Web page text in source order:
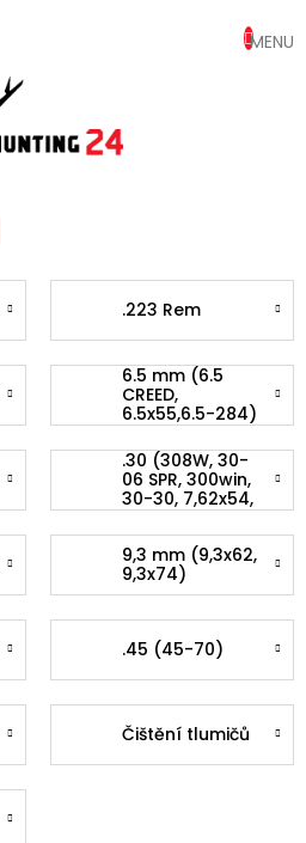
KOŠÍK
.223 Rem
6.5 mm (6.5
CREED,
6.5x55,6.5-284)
.30 (308W, 30-
06 SPR, 300win,
30-30, 7,62x54,
7,62x39)
9,3 mm (9,3x62,
9,3x74)
.45 (45-70)
Čištění tlumičů